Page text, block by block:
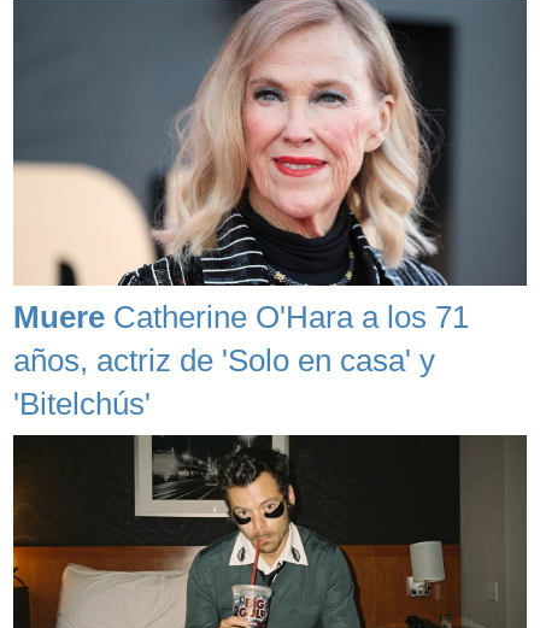
Muere Catherine O'Hara a los 71
años, actriz de 'Solo en casa' y
'Bitelchús'